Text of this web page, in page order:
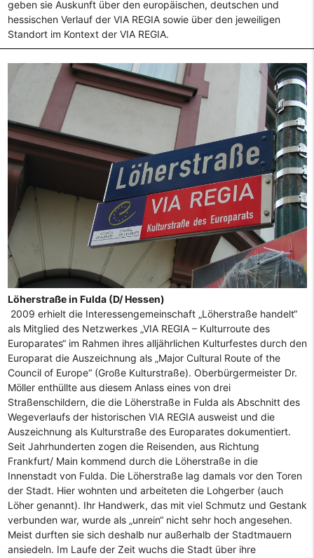
geben sie Auskunft über den europäischen, deutschen und
hessischen Verlauf der VIA REGIA sowie über den jeweiligen
Standort im Kontext der VIA REGIA.
Löherstraße in Fulda (D/ Hessen)
2009 erhielt die Interessengemeinschaft „Löherstraße handelt“
als Mitglied des Netzwerkes „VIA REGIA – Kulturroute des
Europarates“ im Rahmen ihres alljährlichen Kulturfestes durch den
Europarat die Auszeichnung als „Major Cultural Route of the
Council of Europe“ (Große Kulturstraße). Oberbürgermeister Dr.
Möller enthüllte aus diesem Anlass eines von drei
Straßenschildern, die die Löherstraße in Fulda als Abschnitt des
Wegeverlaufs der historischen VIA REGIA ausweist und die
Auszeichnung als Kulturstraße des Europarates dokumentiert.
Seit Jahrhunderten zogen die Reisenden, aus Richtung
Frankfurt/ Main kommend durch die Löherstraße in die
Innenstadt von Fulda. Die Löherstraße lag damals vor den Toren
der Stadt. Hier wohnten und arbeiteten die Lohgerber (auch
Löher genannt). Ihr Handwerk, das mit viel Schmutz und Gestank
verbunden war, wurde als „unrein“ nicht sehr hoch angesehen.
Meist durften sie sich deshalb nur außerhalb der Stadtmauern
ansiedeln. Im Laufe der Zeit wuchs die Stadt über ihre